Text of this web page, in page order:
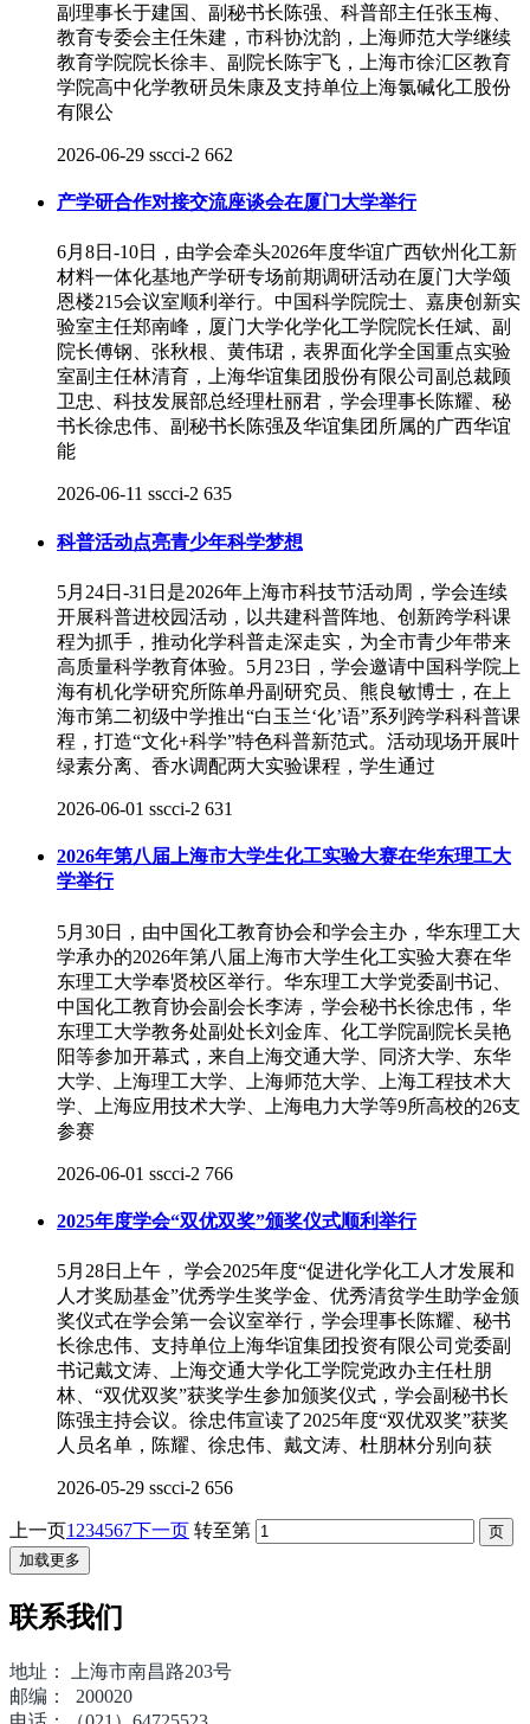
副理事长于建国、副秘书长陈强、科普部主任张玉梅、
教育专委会主任朱建，市科协沈韵，上海师范大学继续
教育学院院长徐丰、副院长陈宇飞，上海市徐汇区教育
学院高中化学教研员朱康及支持单位上海氯碱化工股份
有限公
2026-06-29 sscci-2 662
产学研合作对接交流座谈会在厦门大学举行
6月8日-10日，由学会牵头2026年度华谊广西钦州化工新
材料一体化基地产学研专场前期调研活动在厦门大学颂
恩楼215会议室顺利举行。中国科学院院士、嘉庚创新实
验室主任郑南峰，厦门大学化学化工学院院长任斌、副
院长傅钢、张秋根、黄伟珺，表界面化学全国重点实验
室副主任林清育，上海华谊集团股份有限公司副总裁顾
卫忠、科技发展部总经理杜丽君，学会理事长陈耀、秘
书长徐忠伟、副秘书长陈强及华谊集团所属的广西华谊
能
2026-06-11 sscci-2 635
科普活动点亮青少年科学梦想
5月24日-31日是2026年上海市科技节活动周，学会连续
开展科普进校园活动，以共建科普阵地、创新跨学科课
程为抓手，推动化学科普走深走实，为全市青少年带来
高质量科学教育体验。5月23日，学会邀请中国科学院上
海有机化学研究所陈单丹副研究员、熊良敏博士，在上
海市第二初级中学推出“白玉兰‘化’语”系列跨学科科普课
程，打造“文化+科学”特色科普新范式。活动现场开展叶
绿素分离、香水调配两大实验课程，学生通过
2026-06-01 sscci-2 631
2026年第八届上海市大学生化工实验大赛在华东理工大
学举行
5月30日，由中国化工教育协会和学会主办，华东理工大
学承办的2026年第八届上海市大学生化工实验大赛在华
东理工大学奉贤校区举行。华东理工大学党委副书记、
中国化工教育协会副会长李涛，学会秘书长徐忠伟，华
东理工大学教务处副处长刘金库、化工学院副院长吴艳
阳等参加开幕式，来自上海交通大学、同济大学、东华
大学、上海理工大学、上海师范大学、上海工程技术大
学、上海应用技术大学、上海电力大学等9所高校的26支
参赛
2026-06-01 sscci-2 766
2025年度学会“双优双奖”颁奖仪式顺利举行
5月28日上午， 学会2025年度“促进化学化工人才发展和
人才奖励基金”优秀学生奖学金、优秀清贫学生助学金颁
奖仪式在学会第一会议室举行，学会理事长陈耀、秘书
长徐忠伟、支持单位上海华谊集团投资有限公司党委副
书记戴文涛、上海交通大学化工学院党政办主任杜朋
林、“双优双奖”获奖学生参加颁奖仪式，学会副秘书长
陈强主持会议。徐忠伟宣读了2025年度“双优双奖”获奖
人员名单，陈耀、徐忠伟、戴文涛、杜朋林分别向获
2026-05-29 sscci-2 656
上一页1 234567下一页 转至第
加载更多
联系我们
地址： 上海市南昌路203号
邮编： 200020